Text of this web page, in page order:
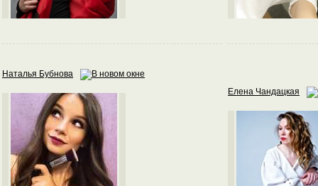
Наталья Бубнова
Елена Чандацкая